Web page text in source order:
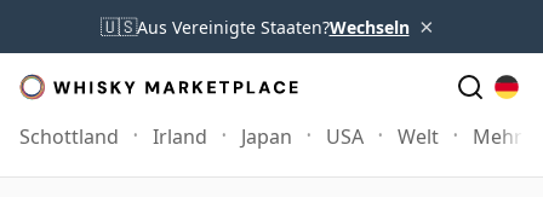
🇺🇸Aus Vereinigte Staaten?Wechseln ×
Schottland Irland Japan USA Welt Mehr